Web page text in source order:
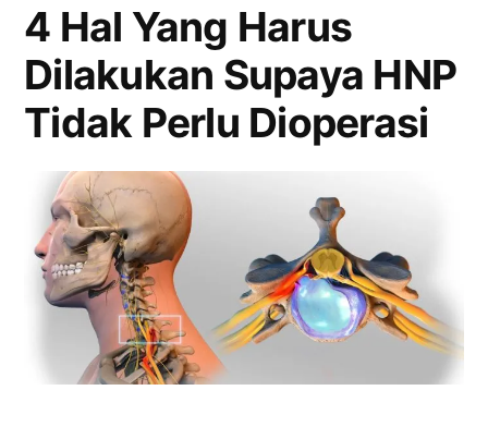
Scan
atau
MRI
4 Hal Yang Harus
Dilakukan Supaya HNP
Tidak Perlu Dioperasi